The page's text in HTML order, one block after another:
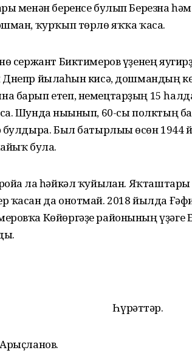
менән беренсе булып Березна
ҡурҡып төрлө яҡҡа ҡаса.
сержант Биктимеров үҙенең
Днепр йылғаһын кисә, дошмандың
барып етеп, немецтарҙың 15
Шунда нығынып, 60-сы полктың
булдыра. Был батырлығы өсөн
була.
ла һәйкәл ҡуйылған.
ҡасан да онотмай. 2018 йылда
Көйөргәҙе районының
Һүрәттәр.